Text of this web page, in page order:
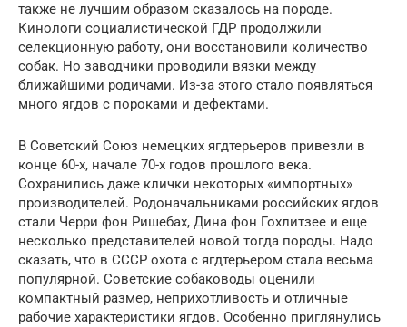
также не лучшим образом сказалось на породе.
Кинологи социалистической ГДР продолжили
селекционную работу, они восстановили количество
собак. Но заводчики проводили вязки между
ближайшими родичами. Из-за этого стало появляться
много ягдов с пороками и дефектами.
В Советский Союз немецких ягдтерьеров привезли в
конце 60-х, начале 70-х годов прошлого века.
Сохранились даже клички некоторых «импортных»
производителей. Родоначальниками российских ягдов
стали Черри фон Ришебах, Дина фон Гохлитзее и еще
несколько представителей новой тогда породы. Надо
сказать, что в СССР охота с ягдтерьером стала весьма
популярной. Советские собаководы оценили
компактный размер, неприхотливость и отличные
рабочие характеристики ягдов. Особенно приглянулись